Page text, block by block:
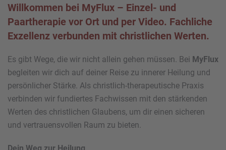
Willkommen bei MyFlux – Einzel- und
Paartherapie vor Ort und per Video. Fachliche
Exzellenz verbunden mit christlichen Werten.
Es gibt Wege, die wir nicht allein gehen müssen. Bei MyFlux
begleiten wir dich auf deiner Reise zu innerer Heilung und
persönlicher Stärke. Als christlich-therapeutische Praxis
verbinden wir fundiertes Fachwissen mit den stärkenden
Werten des christlichen Glaubens, um dir einen sicheren
und vertrauensvollen Raum zu bieten.